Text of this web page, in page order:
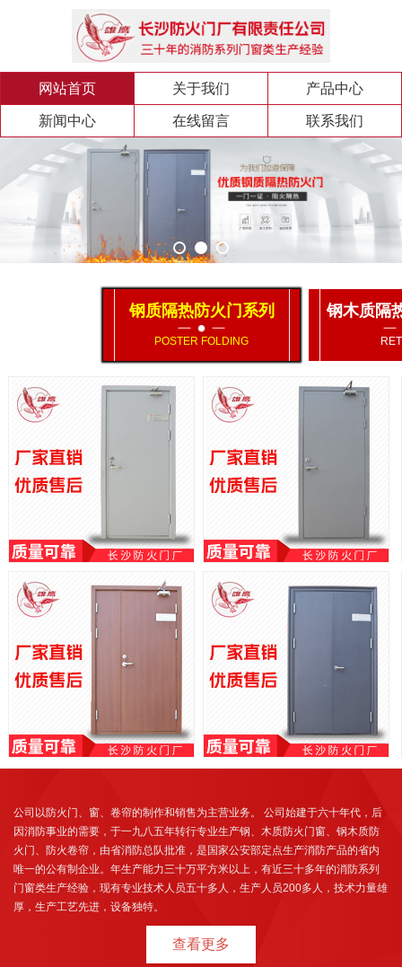
网站首页 关于我们 产品中心
新闻中心 在线留言 联系我们
钢质隔热防火门系列
POSTER FOLDING
钢木质隔
公司以防火门、窗、卷帘的制作和销售为主营业务。 公司始建于六十年代，后
因消防事业的需要，于一九八五年转行专业生产钢、木质防火门窗、钢木质防
火门、防火卷帘，由省消防总队批准，是国家公安部定点生产消防产品的省内
唯一的公有制企业。年生产能力三十万平方米以上，有近三十多年的消防系列
门窗类生产经验，现有专业技术人员五十多人，生产人员200多人，技术力量雄
厚，生产工艺先进，设备独特。
查看更多